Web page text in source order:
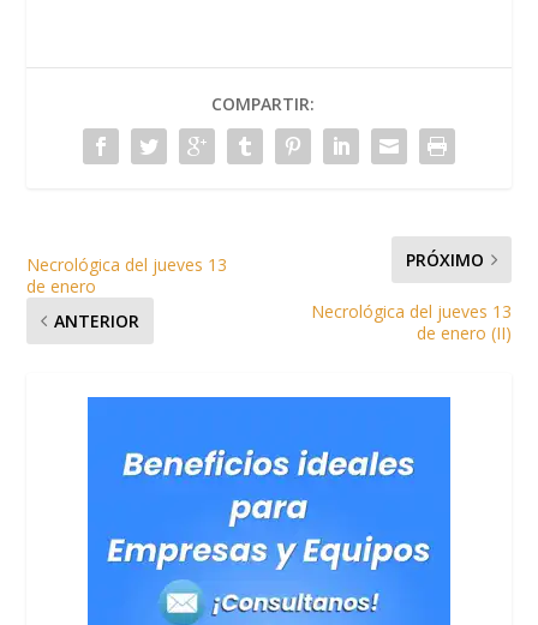
COMPARTIR:
Necrológica del jueves 13
de enero
ANTERIOR
PRÓXIMO
Necrológica del jueves 13
de enero (II)